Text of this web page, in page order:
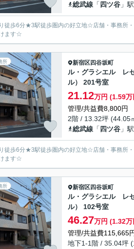
総武線 「 四ツ谷 」
徒歩6分★3駅徒歩圏内の好立地☆店舗・事務所
ます☆
所 新宿区四谷坂町
ル・グラシエル レ
ル） 201号室
21.12万円 (1.59万
管理/共益費8,800円
2階 / 13.32坪 (44.05
総武線 「 四ツ谷 」
徒歩6分★3駅徒歩圏内の好立地☆店舗・事務所
ます☆
所 新宿区四谷坂町
ル・グラシエル レ
ル） 102号室
46.27万円 (1.32万
管理/共益費115,665
地下1-1階 / 35.04坪